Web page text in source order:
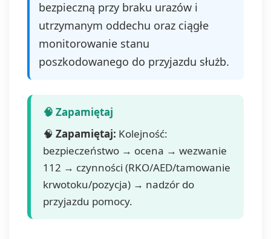
bezpieczną przy braku urazów i
utrzymanym oddechu oraz ciągłe
monitorowanie stanu
poszkodowanego do przyjazdu służb.
🧠 Zapamiętaj: Kolejność:
bezpieczeństwo → ocena → wezwanie
112 → czynności (RKO/AED/tamowanie
krwotoku/pozycja) → nadzór do
przyjazdu pomocy.